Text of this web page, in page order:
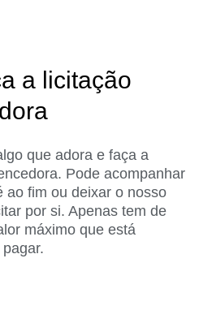
a licitação
que adora e faça a
Pode acompanhar
ao fim ou deixar o nosso
por si. Apenas tem de
máximo que está